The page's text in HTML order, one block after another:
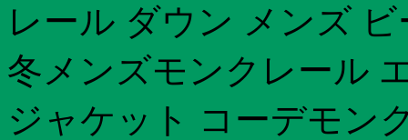
レール ダウン メンズ
冬メンズモンクレール
ジャケット コーデモン